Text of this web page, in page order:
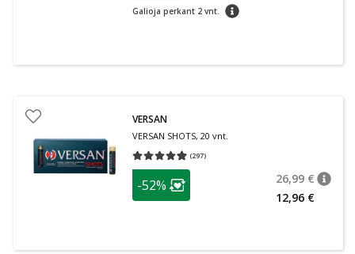
Galioja perkant 2 vnt. patarimas
VERSAN
VERSAN SHOTS, 20 vnt.
(297)
Vidutinis įvertinimas 4.93
patarimas
Lojalumo klubo narių nuolaida
-52% 26,99 €
12,96 €